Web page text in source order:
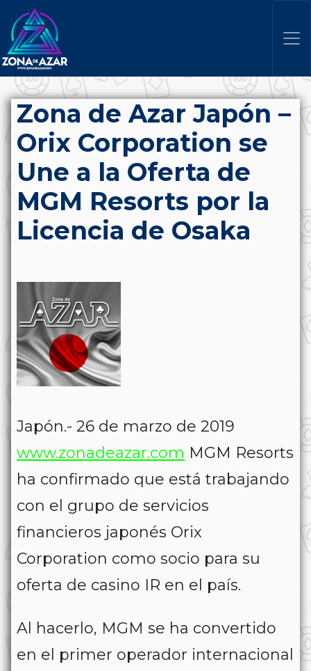
Zona de Azar Japón –
Orix Corporation se
Une a la Oferta de
MGM Resorts por la
Licencia de Osaka
Japón.- 26 de marzo de 2019
www.zonadeazar.com MGM Resorts
ha confirmado que está trabajando
con el grupo de servicios
financieros japonés Orix
Corporation como socio para su
oferta de casino IR en el país.
Al hacerlo, MGM se ha convertido
en el primer operador internacional